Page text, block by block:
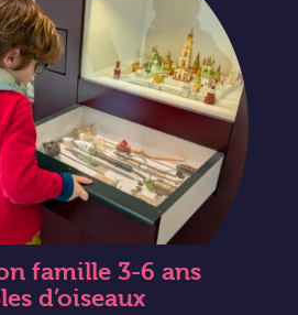
famille 3-6 ans
d’oiseaux